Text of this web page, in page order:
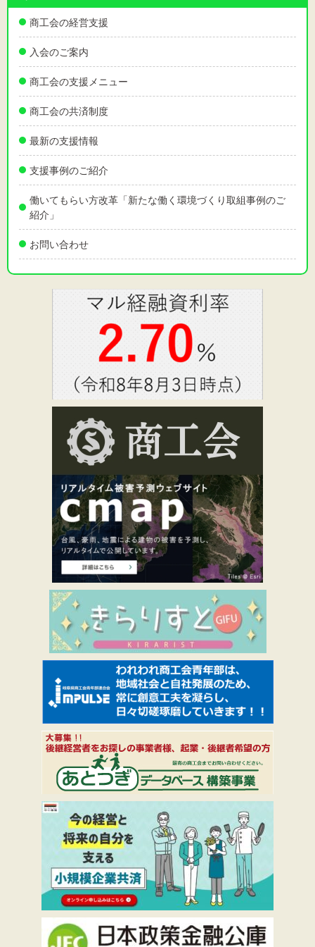
商工会の経営支援
入会のご案内
商工会の支援メニュー
商工会の共済制度
最新の支援情報
支援事例のご紹介
働いてもらい方改革「新たな働く環境づくり取組事例のご
紹介」
お問い合わせ